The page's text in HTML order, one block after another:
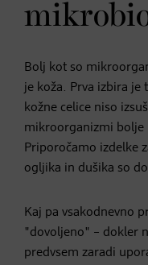
Bolj kot so
je koža. Prva izbira je
kožne celice niso
mikroorganizmi bolje
Priporočamo izdelke
ogljika in dušika so
Kaj pa vsakodnevno
"dovoljeno" – dokler
predvsem zaradi